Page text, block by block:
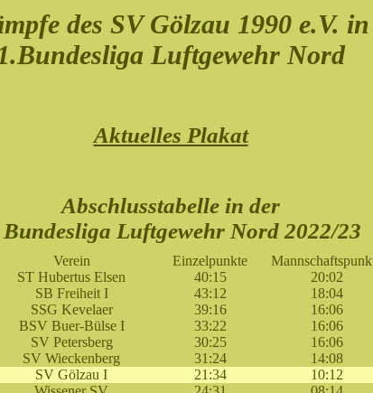
des SV Gölzau 1990 e.V.
Luftgewehr Nord
Aktuelles Plakat
Abschlusstabelle in der
Bundesliga Luftgewehr Nord 2022/23
Verein Einzelpunkte
ST Hubertus Elsen 40:15
20:02
SB Freiheit I 43:12
18:04
SSG Kevelaer 39:16
16:06
BSV Buer-Bülse I 33:22
16:06
SV Petersberg 30:25
16:06
SV Wieckenberg 31:24
14:08
SV Gölzau I 21:34
10:12